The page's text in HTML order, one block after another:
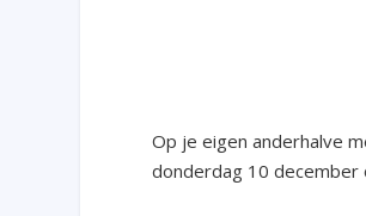
Op je eigen anderhalve
donderdag 10 december